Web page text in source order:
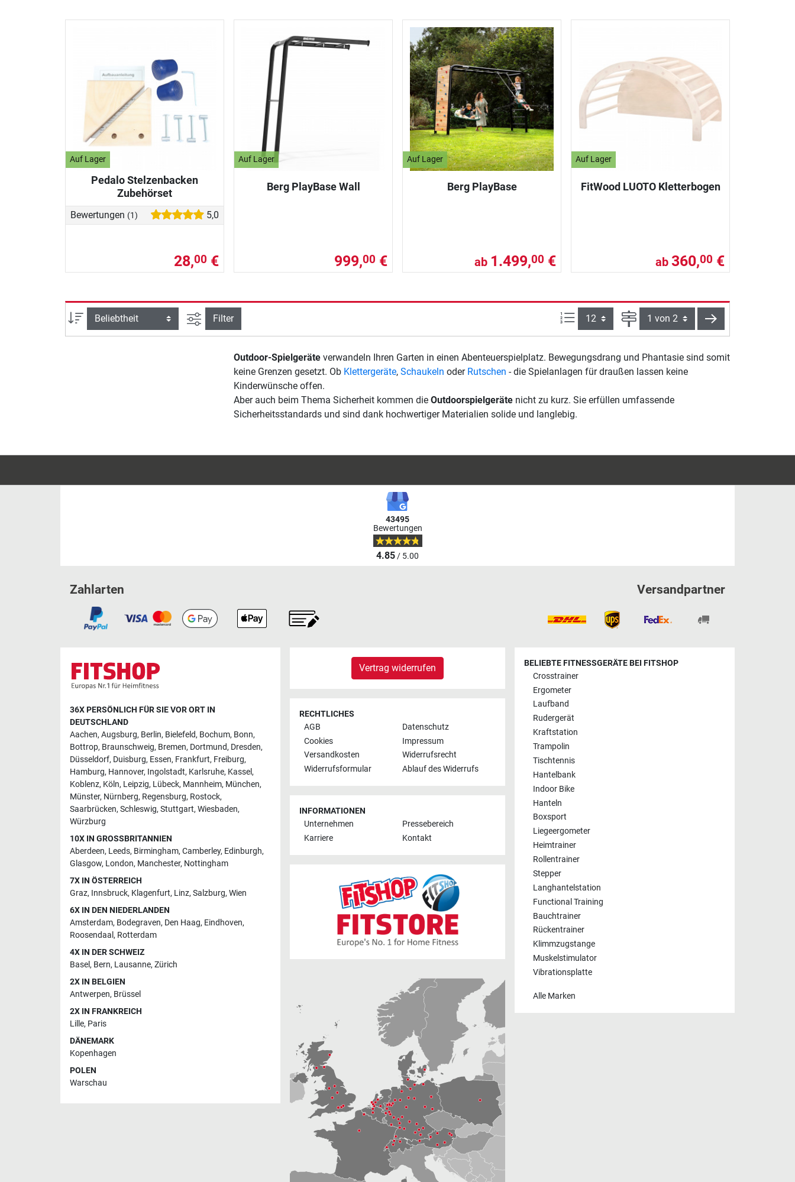
Auf Lager
Pedalo Stelzenbacken
Zubehörset
Bewertungen (1) 5,0
28,00 €
Auf Lager
Berg PlayBase Wall
999,00 €
Auf Lager
Berg PlayBase
ab 1.499,00 €
Auf Lager
FitWood LUOTO Kletterbogen
ab 360,00 €
Sortierung Ansicht filtern
Filter Artikel pro Seite: Seite weiter
Outdoor-Spielgeräteverwandeln Ihren Garten in einen Abenteuerspielplatz. Bewegungsdrang und Phantasie sind somit
keine Grenzen gesetzt. Ob Klettergeräte, Schaukeln oder Rutschen - die Spielanlagen für draußen lassen keine
Kinderwünsche offen.
Aber auch beim Thema Sicherheit kommen die Outdoorspielgerätenicht zu kurz. Sie erfüllen umfassende
Sicherheitsstandards und sind dank hochwertiger Materialien solide und langlebig.
43495
Bewertungen
4.85/ 5.00
Zahlarten Versandpartner
36X PERSÖNLICH FÜR SIE VOR ORT IN
DEUTSCHLAND
Aachen, Augsburg, Berlin, Bielefeld, Bochum, Bonn,
Bottrop, Braunschweig, Bremen, Dortmund, Dresden,
Düsseldorf, Duisburg, Essen, Frankfurt, Freiburg,
Hamburg, Hannover, Ingolstadt, Karlsruhe, Kassel,
Koblenz, Köln, Leipzig, Lübeck, Mannheim, München,
Münster, Nürnberg, Regensburg, Rostock,
Saarbrücken, Schleswig, Stuttgart, Wiesbaden,
Würzburg
10X IN GROSSBRITANNIEN
Aberdeen, Leeds, Birmingham, Camberley, Edinburgh,
Glasgow, London, Manchester, Nottingham
7X IN ÖSTERREICH
Graz, Innsbruck, Klagenfurt, Linz, Salzburg, Wien
6X IN DEN NIEDERLANDEN
Amsterdam, Bodegraven, Den Haag, Eindhoven,
Roosendaal , Rotterdam
4X IN DER SCHWEIZ
Basel, Bern, Lausanne, Zürich
2X IN BELGIEN
Antwerpen, Brüssel
2X IN FRANKREICH
Lille, Paris
DÄNEMARK
Kopenhagen
POLEN
Warschau
Vertrag widerrufen
RECHTLICHES
AGB
Datenschutz
Cookies
Impressum
Versandkosten
Widerrufsrecht
Widerrufsformular
Ablauf des Widerrufs
INFORMATIONEN
Unternehmen
Pressebereich
Karriere
Kontakt
BELIEBTE FITNESSGERÄTE BEI FITSHOP
Crosstrainer
Ergometer
Laufband
Rudergerät
Kraftstation
Trampolin
Tischtennis
Hantelbank
Indoor Bike
Hanteln
Boxsport
Liegeergometer
Heimtrainer
Rollentrainer
Stepper
Langhantelstation
Functional Training
Bauchtrainer
Rückentrainer
Klimmzugstange
Muskelstimulator
Vibrationsplatte
Alle Marken